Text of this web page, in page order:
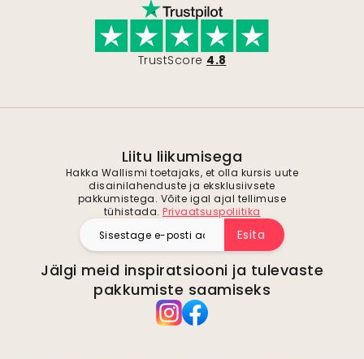
TrustScore 4.8
Liitu liikumisega
Hakka Wallismi toetajaks, et olla kursis uute
disainilahenduste ja eksklusiivsete
pakkumistega. Võite igal ajal tellimuse
tühistada. Privaatsuspoliitika
Esita
Jälgi meid inspiratsiooni ja tulevaste
pakkumiste saamiseks